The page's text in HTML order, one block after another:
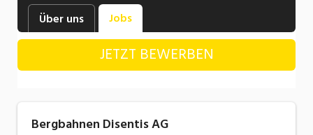
Industrie, Maschinenbau, Anlagenbau,
Produktion
Informatik, Telekommunikation
Über uns Jobs
JETZT BEWERBEN
Bergbahnen Disentis AG